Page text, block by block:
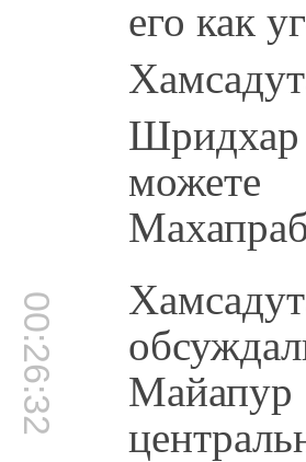
его как
00:26:32